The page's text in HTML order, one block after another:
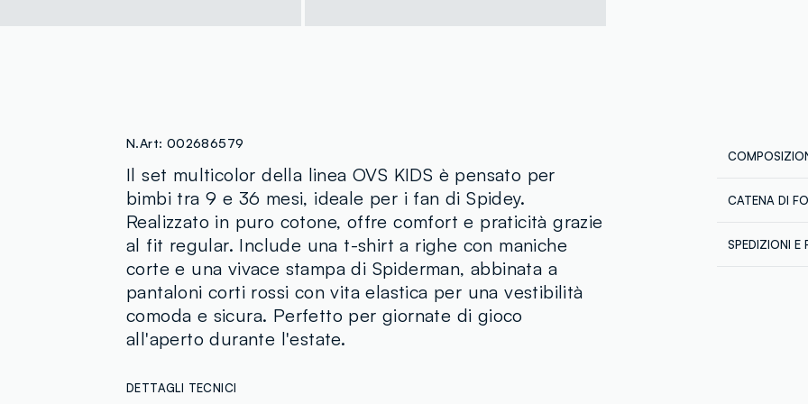
N.Art: 002686579
Il set multicolor della linea OVS KIDS è pensato per
bimbi tra 9 e 36 mesi, ideale per i fan di Spidey.
Realizzato in puro cotone, offre comfort e praticità grazie
al fit regular. Include una t-shirt a righe con maniche
corte e una vivace stampa di Spiderman, abbinata a
pantaloni corti rossi con vita elastica per una vestibilità
comoda e sicura. Perfetto per giornate di gioco
all'aperto durante l'estate.
DETTAGLI TECNICI
CATENA DI
S.K.L.
SPEDIZIONI E